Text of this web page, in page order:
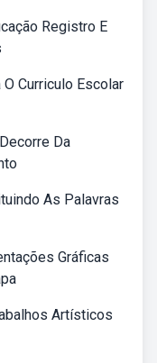
Registro E
Curriculo Escolar
Da
As Palavras
Gráficas
Artísticos